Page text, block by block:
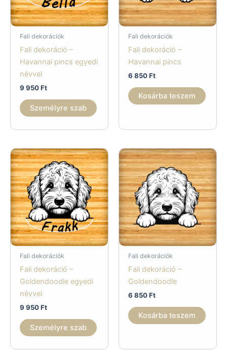
Fali dekorációk
Fali dekoráció –
Havannai pincs egyedi
névvel
9 950Ft
Személyre szab
Fali dekorációk
Fali dekoráció –
Havannai pincs
6 850Ft
Kosárba teszem
Fali dekorációk
Fali dekoráció –
Goldendoodle egyedi
névvel
9 950Ft
Személyre szab
Fali dekorációk
Fali dekoráció –
Goldendoodle
6 850Ft
Kosárba teszem